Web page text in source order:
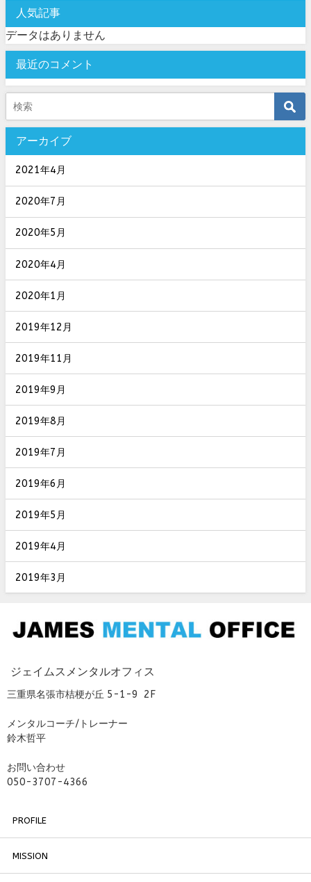
人気記事
データはありません
最近のコメント
アーカイブ
2021年4月
2020年7月
2020年5月
2020年4月
2020年1月
2019年12月
2019年11月
2019年9月
2019年8月
2019年7月
2019年6月
2019年5月
2019年4月
2019年3月
ジェイムスメンタルオフィス
三重県名張市桔梗が丘 5-1-9 2F
メンタルコーチ/トレーナー
鈴木哲平
お問い合わせ
050-3707-4366
PROFILE
MISSION